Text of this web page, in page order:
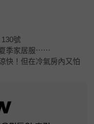
號
夏季家居服⋯⋯
快！但在冷氣房內又怕